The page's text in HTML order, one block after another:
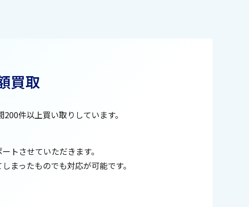
買取
件以上買い取りしています。
トさせていただきます。
まったものでも対応が可能です。